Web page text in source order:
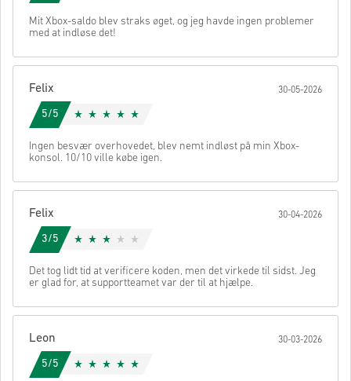
• Vælg din foretrukne betalingsmetode
• Gennemfør din ordre
Når det er gjort, modtager du en e-mail med et sikkert link til at få
Annullere Send
Mit Xbox-saldo blev straks øget, og jeg havde ingen problemer
med at indløse det!
Felix 30-05-2026
5/5
Ingen besvær overhovedet, blev nemt indløst på min Xbox-
konsol. 10/10 ville købe igen.
Felix 30-04-2026
3/5
Det tog lidt tid at verificere koden, men det virkede til sidst. Jeg
er glad for, at supportteamet var der til at hjælpe.
Leon 30-03-2026
5/5